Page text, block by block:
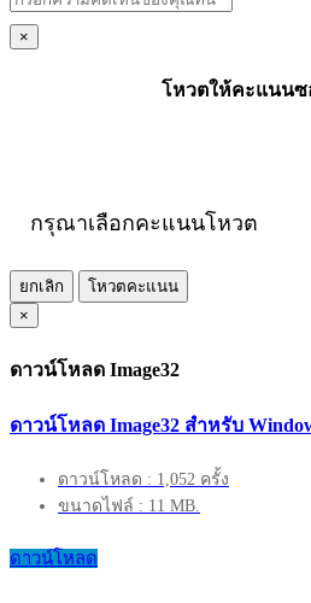
×
โหวตให้คะแนนซ
กรุณาเลือกคะแนนโหวต
ยกเลิก
โหวตคะแนน
×
ดาวน์โหลด Image32
ดาวน์โหลด Image32 สำหรับ
ดาวน์โหลด : 1,052 ครั้ง
ขนาดไฟล์ : 11 MB.
ดาวน์โหลด